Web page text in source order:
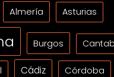
Almería Asturias
Burgos
Cádiz Córdoba